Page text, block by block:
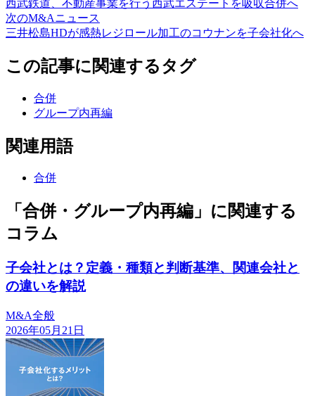
西武鉄道、不動産事業を行う西武エステートを吸収合併へ
次のM&Aニュース
三井松島HDが感熱レジロール加工のコウナンを子会社化へ
この記事に関連するタグ
合併
グループ内再編
関連用語
合併
「合併・グループ内再編」に関連する
コラム
子会社とは？定義・種類と判断基準、関連会社と
の違いを解説
M&A全般
2026年05月21日